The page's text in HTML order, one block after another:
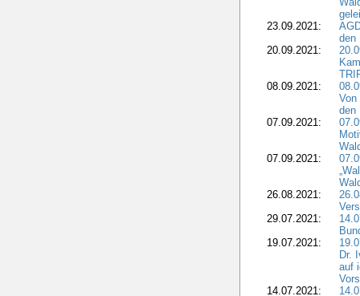
23.09.2021:
den
20.09.2021:
08.09.2021:
den
07.09.2021:
07.09.2021:
26.08.2021:
29.07.2021:
19.07.2021:
Dr.
auf
14.07.2021: